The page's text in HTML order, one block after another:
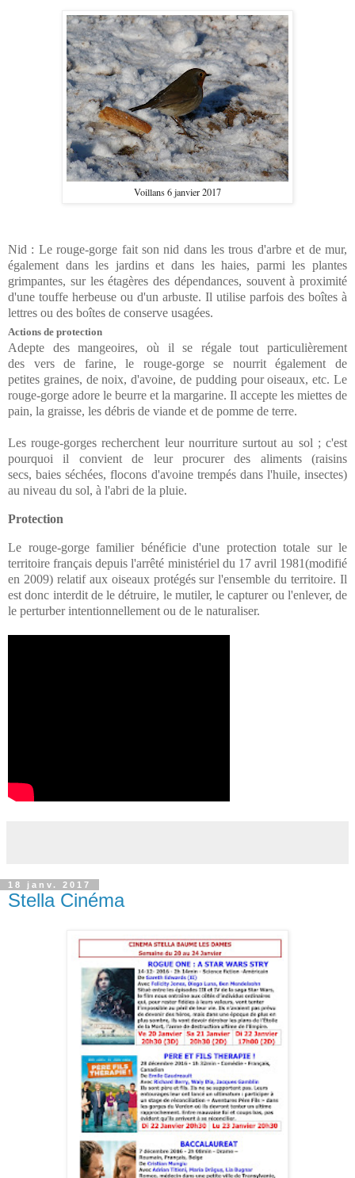
Voillans 6 janvier 2017
Nid : Le rouge-gorge fait son nid dans les trous d'arbre et de mur,
également dans les jardins et dans les haies, parmi les plantes
grimpantes, sur les étagères des dépendances, souvent à proximité
d'une touffe herbeuse ou d'un arbuste. Il utilise parfois des boîtes à
lettres ou des boîtes de conserve usagées.
Actions de protection
Adepte des mangeoires, où il se régale tout particulièrement
des vers de farine, le rouge-gorge se nourrit également de
petites graines, de noix, d'avoine, de pudding pour oiseaux, etc. Le
rouge-gorge adore le beurre et la margarine. Il accepte les miettes de
pain, la graisse, les débris de viande et de pomme de terre.
Les rouge-gorges recherchent leur nourriture surtout au sol ; c'est
pourquoi il convient de leur procurer des aliments (raisins
secs, baies séchées, flocons d'avoine trempés dans l'huile, insectes)
au niveau du sol, à l'abri de la pluie.
Protection
Le rouge-gorge familier bénéficie d'une protection totale sur le
territoire français depuis l'arrêté ministériel du 17 avril 1981(modifié
en 2009) relatif aux oiseaux protégés sur l'ensemble du territoire. Il
est donc interdit de le détruire, le mutiler, le capturer ou l'enlever, de
le perturber intentionnellement ou de le naturaliser.
18 janv. 2017
Stella Cinéma